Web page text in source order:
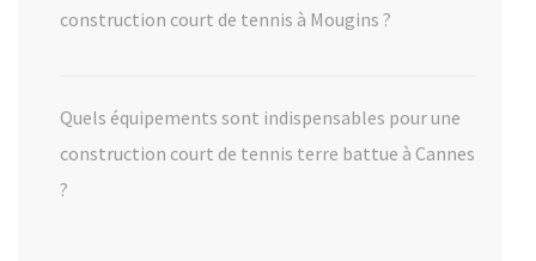
construction court de tennis à Mougins ?
Quels équipements sont indispensables pour une
construction court de tennis terre battue à Cannes
?